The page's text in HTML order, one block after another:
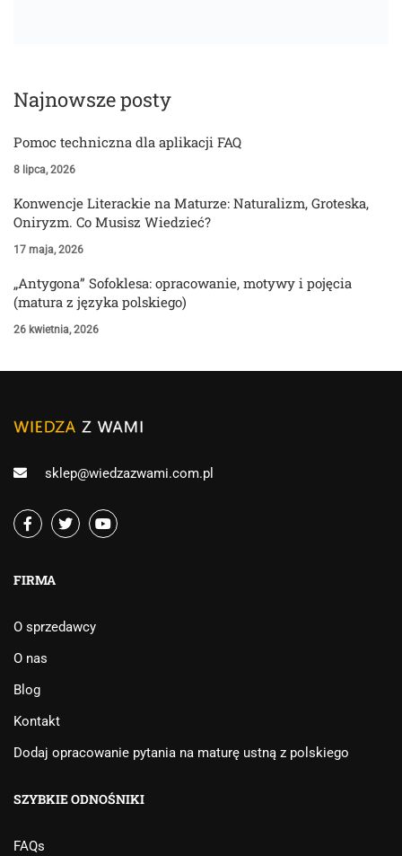
Najnowsze posty
Pomoc techniczna dla aplikacji FAQ
8 lipca, 2026
Konwencje Literackie na Maturze: Naturalizm, Groteska,
Oniryzm. Co Musisz Wiedzieć?
17 maja, 2026
„Antygona” Sofoklesa: opracowanie, motywy i pojęcia
(matura z języka polskiego)
26 kwietnia, 2026
sklep@wiedzazwami.com.pl
FIRMA
O sprzedawcy
O nas
Blog
Kontakt
Dodaj opracowanie pytania na maturę ustną z polskiego
SZYBKIE ODNOŚNIKI
FAQs